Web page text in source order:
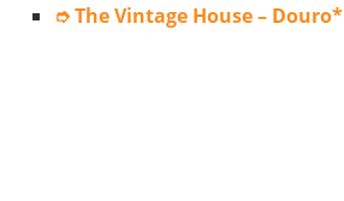
➮ The Vintage House – Douro*